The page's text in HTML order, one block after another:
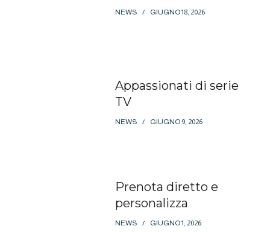
NEWS GIUGNO 18, 2026
Appassionati di serie
TV
NEWS GIUGNO 9, 2026
Prenota diretto e
personalizza
NEWS GIUGNO 1, 2026